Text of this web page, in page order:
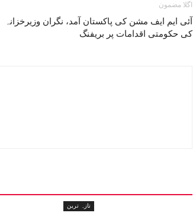
اگلا مضمون
آئی ایم ایف مشن کی پاکستان آمد، نگران وزیرخزانہ
کی حکومتی اقدامات پر بریفنگ
تازہ ترین